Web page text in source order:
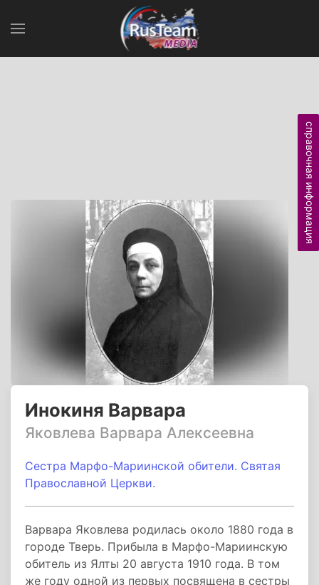
Инокиня Варвара
Яковлева Варвара Алексеевна
Сестра Марфо-Мариинской обители. Святая
Православной Церкви.
Варвара Яковлева родилась около 1880 года в
городе Тверь. Прибыла в Марфо-Мариинскую
обитель из Ялты 20 августа 1910 года. В том
же году одной из первых посвящена в сестры
справочная информация